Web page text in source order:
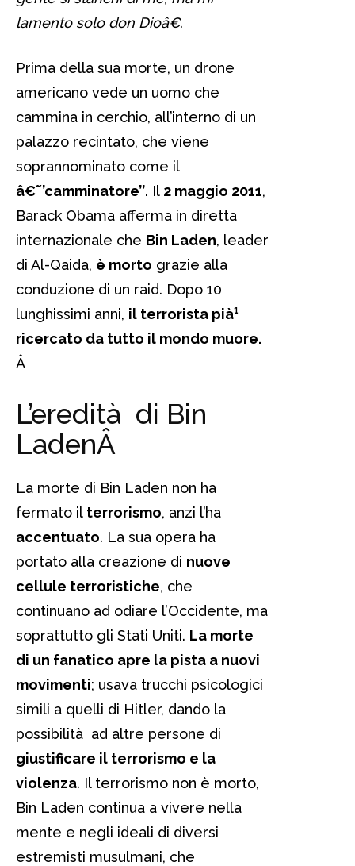
lamento solo don Dioâ€.
Prima della sua morte, un drone
americano vede un uomo che
cammina in cerchio, all’interno di un
palazzo recintato, che viene
soprannominato come il
â€˜’camminatore’’. Il 2 maggio 2011,
Barack Obama afferma in diretta
internazionale che Bin Laden, leader
di Al-Qaida, è morto grazie alla
conduzione di un raid. Dopo 10
lunghissimi anni, il terrorista pià¹
ricercato da tutto il mondo muore.
Â
L’eredità di Bin
LadenÂ
La morte di Bin Laden non ha
fermato il terrorismo, anzi l’ha
accentuato. La sua opera ha
portato alla creazione di nuove
cellule terroristiche, che
continuano ad odiare l’Occidente, ma
soprattutto gli Stati Uniti. La morte
di un fanatico apre la pista a nuovi
movimenti; usava trucchi psicologici
simili a quelli di Hitler, dando la
possibilità ad altre persone di
giustificare il terrorismo e la
violenza. Il terrorismo non è morto,
Bin Laden continua a vivere nella
mente e negli ideali di diversi
estremisti musulmani, che